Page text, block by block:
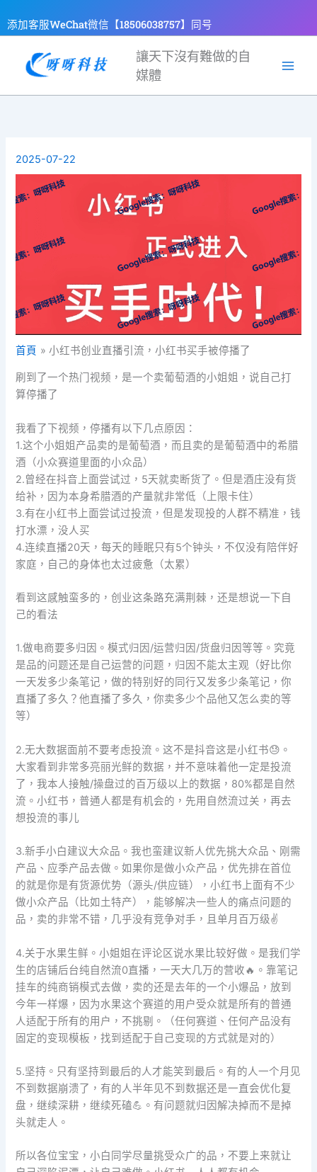
至
容
添加客服WeChat微信【18506038757】同号
讓天下沒有難做的自
媒體
2025-07-22
首頁 小红书创业直播引流，小红书买手被停播了
刷到了一个热门视频，是一个卖葡萄酒的小姐姐，说自己打
算停播了
我看了下视频，停播有以下几点原因：
1.这个小姐姐产品卖的是葡萄酒，而且卖的是葡萄酒中的希腊
酒（小众赛道里面的小众品）
2.曾经在抖音上面尝试过，5天就卖断货了。但是酒庄没有货
给补，因为本身希腊酒的产量就非常低（上限卡住）
3.有在小红书上面尝试过投流，但是发现投的人群不精准，钱
打水漂，没人买
4.连续直播20天，每天的睡眠只有5个钟头，不仅没有陪伴好
家庭，自己的身体也太过疲惫（太累）
看到这感触蛮多的，创业这条路充满荆棘，还是想说一下自
己的看法
1.做电商要多归因。模式归因/运营归因/货盘归因等等。究竟
是品的问题还是自己运营的问题，归因不能太主观（好比你
一天发多少条笔记，做的特别好的同行又发多少条笔记，你
直播了多久？他直播了多久，你卖多少个品他又怎么卖的等
等）
2.无大数据面前不要考虑投流。这不是抖音这是小红书😓。
大家看到非常多亮丽光鲜的数据，并不意味着他一定是投流
了，我本人接触/操盘过的百万级以上的数据，80%都是自然
流。小红书，普通人都是有机会的，先用自然流过关，再去
想投流的事儿
3.新手小白建议大众品。我也蛮建议新人优先挑大众品、刚需
产品、应季产品去做。如果你是做小众产品，优先排在首位
的就是你是有货源优势（源头/供应链），小红书上面有不少
做小众产品（比如土特产），能够解决一些人的痛点问题的
品，卖的非常不错，几乎没有竞争对手，且单月百万级✌️
4.关于水果生鲜。小姐姐在评论区说水果比较好做。是我们学
生的店铺后台纯自然流0直播，一天大几万的营收🔥。靠笔记
挂车的纯商销模式去做，卖的还是去年的一个小爆品，放到
今年一样爆，因为水果这个赛道的用户受众就是所有的普通
人适配于所有的用户，不挑剔。（任何赛道、任何产品没有
固定的变现模板，找到适配于自己变现的方式就是对的）
5.坚持。只有坚持到最后的人才能笑到最后。有的人一个月见
不到数据崩溃了，有的人半年见不到数据还是一直会优化复
盘，继续深耕，继续死磕💪。有问题就归因解决掉而不是掉
头就走人。
所以各位宝宝，小白同学尽量挑受众广的品，不要上来就让